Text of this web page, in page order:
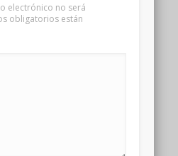
electrónico no será
obligatorios están